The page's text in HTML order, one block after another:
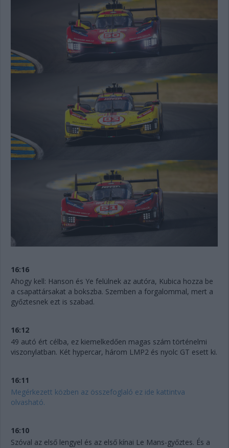
16:16
Ahogy kell: Hanson és Ye felülnek az autóra, Kubica hozza be
a csapattársakat a bokszba. Szemben a forgalommal, mert a
győztesnek ezt is szabad.
16:12
49 autó ért célba, ez kiemelkedően magas szám történelmi
viszonylatban. Két hypercar, három LMP2 és nyolc GT esett ki.
16:11
Megérkezett közben az összefoglaló ez ide kattintva
olvasható.
16:10
Szóval az első lengyel és az első kínai Le Mans-győztes. És a